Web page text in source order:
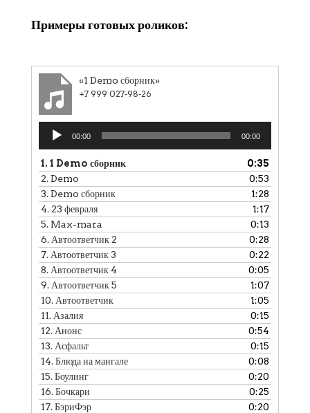
Примеры готовых роликов:
«1 Demo сборник»
+7 999 027-98-26
Аудиоплеер
00:00 00:00
1. 1 Demo сборник
0:35
2.Demo
0:53
3.Demo сборник
1:28
4. 23 февраля
1:17
5. Max-mara
0:13
6. Автоответчик 2
0:28
7. Автоответчик 3
0:22
8. Автоответчик 4
0:05
9. Автоответчик 5
1:07
10. Автоответчик
1:05
11. Азалия
0:15
12. Анонс
0:54
13. Асфальт
0:15
14.Блюда на мангале
0:08
15.Боулинг
0:20
16.Бочкари
0:25
17.БэриФэр
0:20